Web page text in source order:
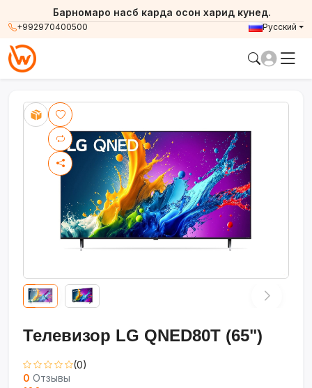
+992970400500
Барномаро насб карда осон харид кунед.
Русский
Телевизор LG QNED80T (65")
(0)
0 Отзывы